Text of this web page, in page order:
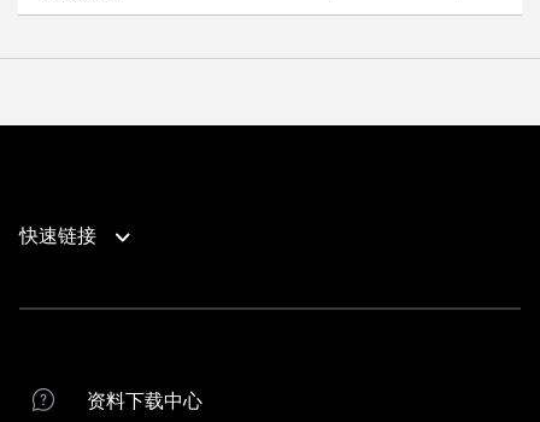
快速链接
联系我们
红海水族箱注册
资料下载中心